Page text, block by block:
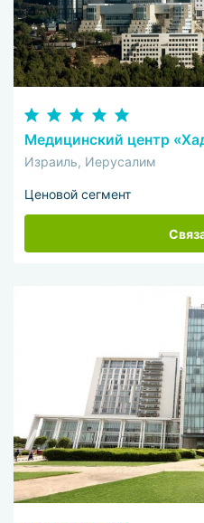
Медицинский центр
Израиль, Иерусалим
Ценовой сегмент